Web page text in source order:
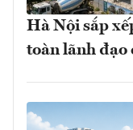
Hà Nội sắp
toàn lãnh đạo